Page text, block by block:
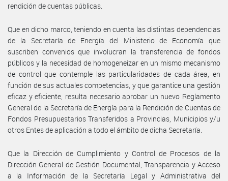
rendición de cuentas públicas.
Que en dicho marco, teniendo en cuenta las distintas dependencias
de la Secretaría de Energía del Ministerio de Economía que
suscriben convenios que involucran la transferencia de fondos
públicos y la necesidad de homogeneizar en un mismo mecanismo
de control que contemple las particularidades de cada área, en
función de sus actuales competencias, y que garantice una gestión
eficaz y eficiente, resulta necesario aprobar un nuevo Reglamento
General de la Secretaría de Energía para la Rendición de Cuentas de
Fondos Presupuestarios Transferidos a Provincias, Municipios y/u
otros Entes de aplicación a todo el ámbito de dicha Secretaría.
Que la Dirección de Cumplimiento y Control de Procesos de la
Dirección General de Gestión Documental, Transparencia y Acceso
a la Información de la Secretaría Legal y Administrativa del